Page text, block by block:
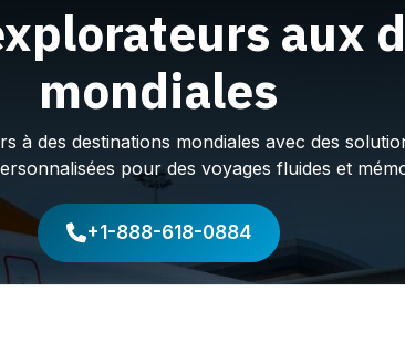
aux
mondiales
à des destinations mondiales avec des
pour des voyages fluides et
+1-888-618-0884